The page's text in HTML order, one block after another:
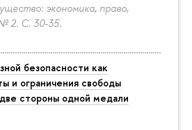
экономика, право,
2. С. 30-35.
безопасности как
и ограничения свободы
стороны одной медали